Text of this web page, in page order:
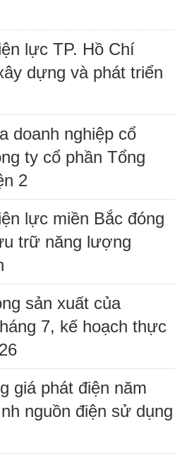
lực TP. Hồ Chí
dựng và phát triển
doanh nghiệp cổ
ty cổ phần Tổng
2
lực miền Bắc đóng
trữ năng lượng
sản xuất của
7, kế hoạch thực
giá phát điện năm
nguồn điện sử dụng